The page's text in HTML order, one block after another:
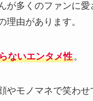
が多くのファンに愛
理由があります。
ないエンタメ性。
やモノマネで笑わせ